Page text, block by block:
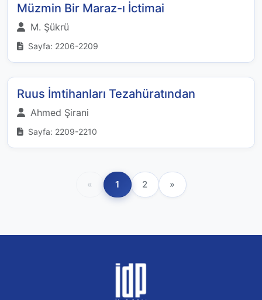
Müzmin Bir Maraz-ı İctimai
M. Şükrü
Sayfa: 2206-2209
Ruus İmtihanları Tezahüratından
Ahmed Şirani
Sayfa: 2209-2210
« 1 2 »